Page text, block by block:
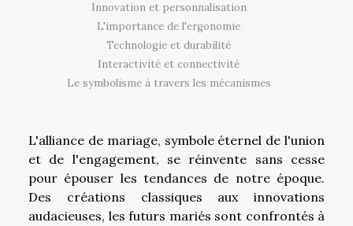
Innovation et personnalisation
L'importance de l'ergonomie
Technologie et durabilité
Interactivité et connectivité
Le symbolisme à travers les mécanismes
L'alliance de mariage, symbole éternel de l'union
et de l'engagement, se réinvente sans cesse
pour épouser les tendances de notre époque.
Des créations classiques aux innovations
audacieuses, les futurs mariés sont confrontés à